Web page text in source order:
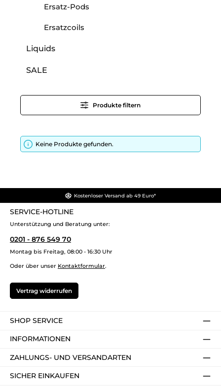
Ersatz-Pods
Ersatzcoils
Liquids
SALE
Produkte filtern
Keine Produkte gefunden.
Kostenloser Versand ab 49 Euro*
SERVICE-HOTLINE
Unterstützung und Beratung unter:
0201 - 876 549 70
Montag bis Freitag, 08:00 - 16:30 Uhr
Oder über unser Kontaktformular.
Vertrag widerrufen
SHOP SERVICE
INFORMATIONEN
ZAHLUNGS- UND VERSANDARTEN
SICHER EINKAUFEN